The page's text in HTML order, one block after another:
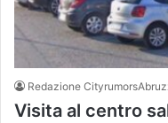
Redazione
Visita al centro